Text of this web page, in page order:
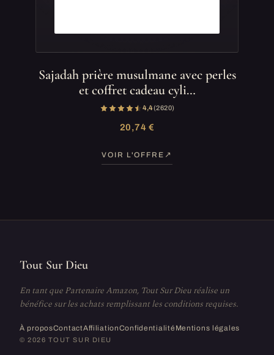
Sajadah prière musulmane avec perles
et coffret cadeau cyli…
4,4(2 620)
20,74 €
VOIR L'OFFRE
Tout Sur Dieu
En tant que Partenaire Amazon, Tout Sur Dieu réalise un
bénéfice sur les achats remplissant les conditions requises.
À proposContactAffiliationConfidentialité Mentions légales
© 2026 TOUT SUR DIEU